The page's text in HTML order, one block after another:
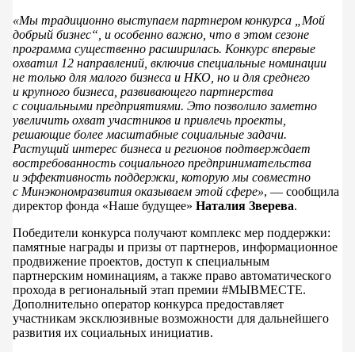
«Мы традиционно выступаем партнером конкурса „Мой
добрый бизнес“, и особенно важно, что в этом сезоне
программа существенно расширилась. Конкурс впервые
охватил 12 направлений, включив специальные номинации
не только для малого бизнеса и НКО, но и для среднего
и крупного бизнеса, развивающего партнерства
с социальными предприятиями. Это позволило заметно
увеличить охват участников и привлечь проекты,
решающие более масштабные социальные задачи.
Растущий интерес бизнеса и регионов подтверждает
востребованность социального предпринимательства
и эффективность поддержки, которую мы совместно
с Минэкономразвития оказываем этой сфере», — сообщила
директор фонда «Наше будущее» Наталия Зверева.
Победители конкурса получают комплекс мер поддержки:
памятные награды и призы от партнеров, информационное
продвижение проектов, доступ к специальным
партнерским номинациям, а также право автоматического
прохода в региональный этап премии #МЫВМЕСТЕ.
Дополнительно оператор конкурса предоставляет
участникам эксклюзивные возможности для дальнейшего
развития их социальных инициатив.